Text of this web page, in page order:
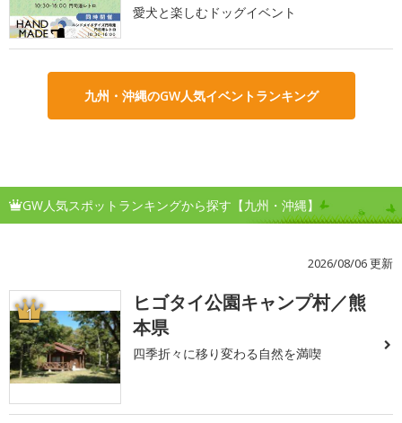
愛犬と楽しむドッグイベント
九州・沖縄のGW人気イベントランキング
GW人気スポットランキングから探す【九州・沖縄】
2026/08/06 更新
1
ヒゴタイ公園キャンプ村／熊
本県
四季折々に移り変わる自然を満喫